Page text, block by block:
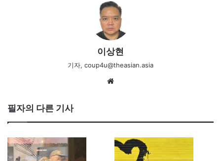
이상현
기자, coup4u@theasian.asia
필자의 다른 기사